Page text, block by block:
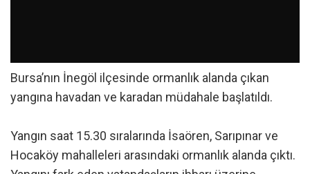
Bursa’nın İnegöl ilçesinde ormanlık alanda çıkan
yangına havadan ve karadan müdahale başlatıldı.
Yangın saat 15.30 sıralarında İsaören, Sarıpınar ve
Hocaköy mahalleleri arasındaki ormanlık alanda çıktı.